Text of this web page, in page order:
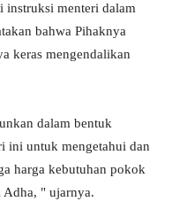
instruksi menteri dalam
bahwa Pihaknya
keras mengendalikan
dalam bentuk
ini untuk mengetahui dan
harga kebutuhan pokok
" ujarnya.